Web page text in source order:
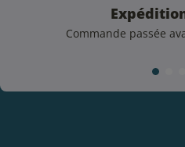
mineurs et sont
Commande passée